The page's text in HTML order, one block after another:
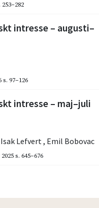
253–282
intresse – augusti–
s. 97–126
intresse – maj–juli
Isak Lefvert, Emil Bobovac
s. 645–676